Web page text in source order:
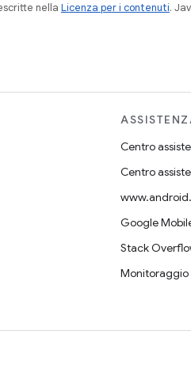
nella Licenza per i contenuti.
Centro
Centro
Google
Stack
Monitoraggio